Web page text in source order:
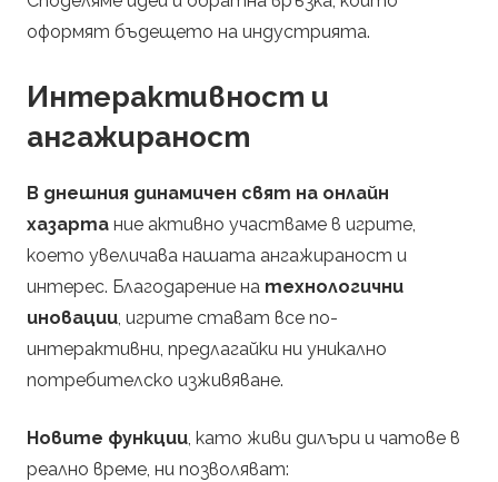
оформят бъдещето на индустрията.
Интерактивност и
ангажираност
В днешния динамичен свят на онлайн
хазарта ние активно участваме в игрите,
което увеличава нашата ангажираност и
интерес. Благодарение на технологични
иновации, игрите стават все по-
интерактивни, предлагайки ни уникално
потребителско изживяване.
Новите функции, като живи дилъри и чатове в
реално време, ни позволяват: